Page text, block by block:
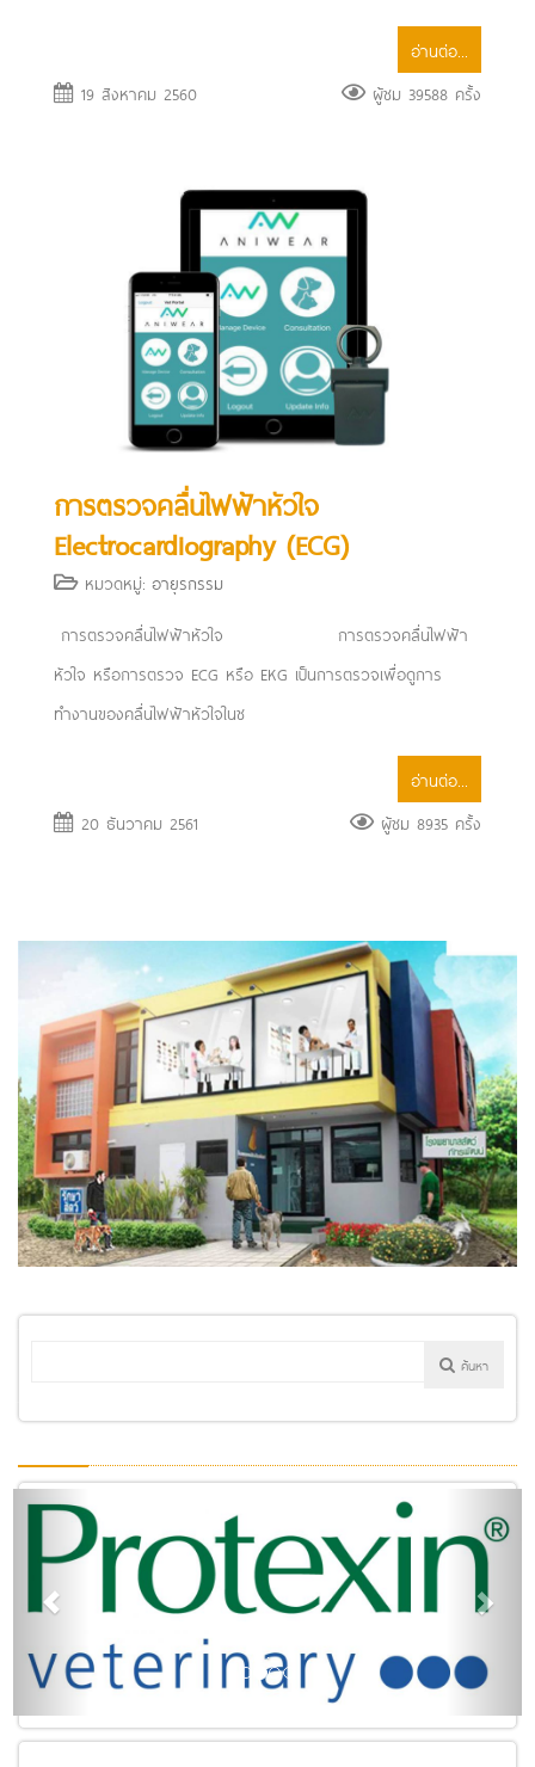
อ่านต่อ...
19 สิงหาคม 2560
ผู้ชม 39588 ครั้ง
การตรวจคลื่นไฟฟ้าหัวใจ
Electrocardiography (ECG)
หมวดหมู่: อายุรกรรม
การตรวจคลื่นไฟฟ้าหัวใจ การตรวจคลื่นไฟฟ้า
หัวใจ หรือการตรวจ ECG หรือ EKG เป็นการตรวจเพื่อดูการ
ทำงานของคลื่นไฟฟ้าหัวใจในช
อ่านต่อ...
20 ธันวาคม 2561
ผู้ชม 8935 ครั้ง
ค้นหา
.